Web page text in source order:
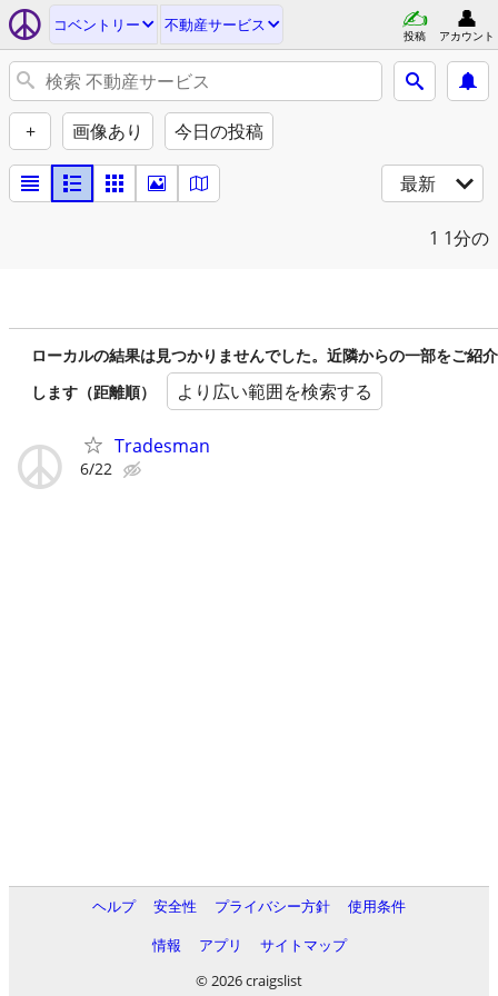
コベントリー 不動産サービス
投稿 アカウント
+ 画像あり 今日の投稿
最新
1 1分の
ローカルの結果は見つかりませんでした。近隣からの一部をご紹介
します（距離順）
より広い範囲を検索する
Tradesman
6/22
ヘルプ 安全性 プライバシー方針
使用条件
情報
アプリ
サイトマップ
© 2026 craigslist